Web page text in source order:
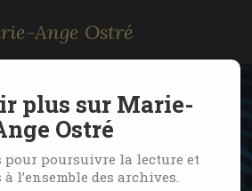
Ange Ostré
aux Bahamas,
Blue Hole
plus sur Marie-
Ostré
pour poursuivre la lecture et
l’ensemble des archives.